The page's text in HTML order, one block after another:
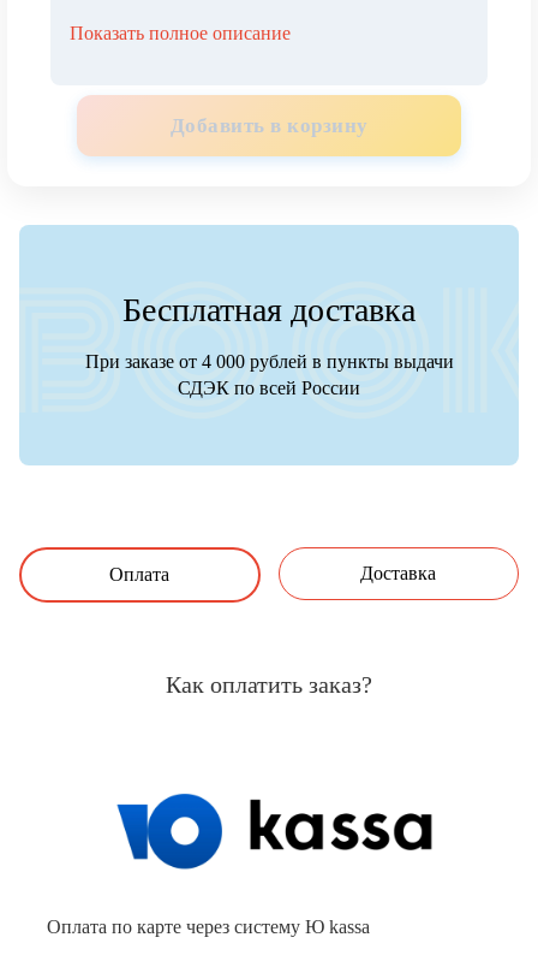
Показать полное описание
Добавить в корзину
Бесплатная доставка
При заказе от 4 000 рублей в пункты выдачи
СДЭК по всей России
Оплата Доставка
Как оплатить заказ?
Оплата по карте через систему Ю kassa